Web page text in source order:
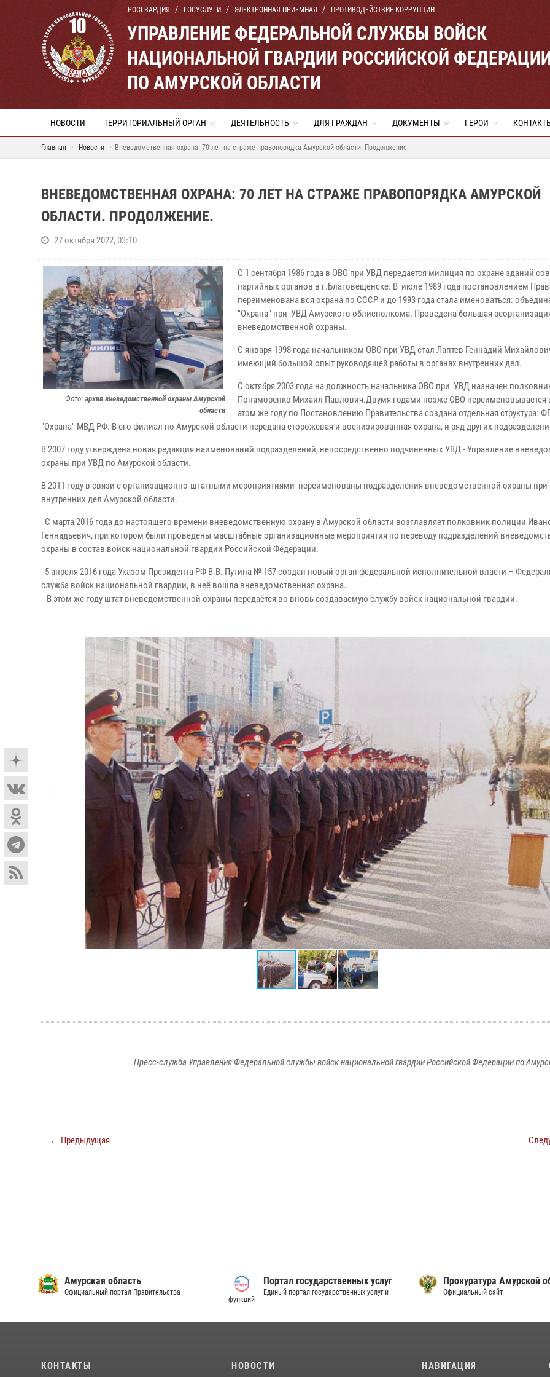
РОСГВАРДИЯ ГОСУСЛУГИ ЭЛЕКТРОННАЯ ПРИЕМНАЯ ПРОТИВОДЕЙСТВИЕ КОРРУПЦИИ
УПРАВЛЕНИЕ ФЕДЕРАЛЬНОЙ СЛУЖБЫ ВОЙСК
НАЦИОНАЛЬНОЙ ГВАРДИИ РОССИЙСКОЙ
ПО АМУРСКОЙ ОБЛАСТИ
НОВОСТИ ТЕРРИТОРИАЛЬНЫЙ ОРГАН ДЕЯТЕЛЬНОСТЬ ДЛЯ ГРАЖДАН ДОКУМЕНТЫ ГЕРОИ
Главная Новости Вневедомственная охрана: 70 лет на страже правопорядка Амурской области. Продолжение.
ВНЕВЕДОМСТВЕННАЯ ОХРАНА: 70 ЛЕТ НА СТРАЖЕ ПРАВОПОРЯДКА АМУРСКОЙ
ОБЛАСТИ. ПРОДОЛЖЕНИЕ.
27 октября 2022, 03:10
Фото: архив вневедомственной охраны Амурской
области
С 1 сентября 1986 года в ОВО при УВД передается милиция по охране зданий
партийных органов в г.Благовещенске. В июле 1989 года постановлением
переименована вся охрана по СССР и до 1993 года стала именоваться:
"Охрана" при УВД Амурского облисполкома. Проведена большая
вневедомственной охраны.
С января 1998 года начальником ОВО при УВД стал Лаптев Геннадий
имеющий большой опыт руководящей работы в органах внутренних дел.
С октября 2003 года на должность начальника ОВО при УВД назначен
Понаморенко Михаил Павлович.Двумя годами позже ОВО переименовывается
этом же году по Постановлению Правительства создана отдельная структура:
"Охрана" МВД РФ. В его филиал по Амурской области передана сторожевая и военизированная охрана, и ряд других
В 2007 году утверждена новая редакция наименований подразделений, непосредственно подчиненных УВД - Управление
охраны при УВД по Амурской области.
В 2011 году в связи с организационно-штатными мероприятиями переименованы подразделения вневедомственной охраны при
внутренних дел Амурской области.
С марта 2016 года до настоящего времени вневедомственную охрану в Амурской области возглавляет полковник полиции
Геннадьевич, при котором были проведены масштабные организационные мероприятия по переводу подразделений
охраны в состав войск национальной гвардии Российской Федерации.
5 апреля 2016 года Указом Президента РФ В.В. Путина № 157 создан новый орган федеральной исполнительной власти –
служба войск национальной гвардии, в неё вошла вневедомственная охрана.
В этом же году штат вневедомственной охраны передаётся во вновь создаваемую службу войск национальной гвардии.
Пресс-служба Управления Федеральной службы войск национальной гвардии Российской Федерации по
← Предыдущая
Амурская область
Официальный портал Правительства
Портал государственных услуг
Единый портал государственных услуг и
функций
Прокуратура Амурской
Официальный сайт
КОНТАКТЫ НОВОСТИ НАВИГАЦИЯ